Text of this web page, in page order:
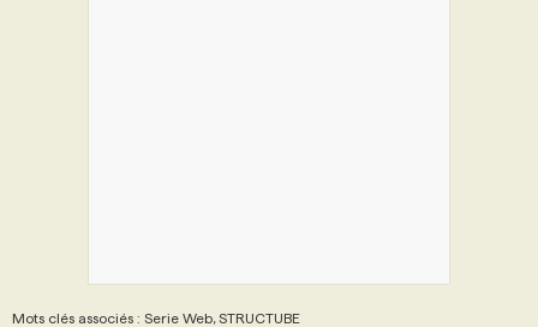
Mots clés associés : Serie Web, STRUCTUBE